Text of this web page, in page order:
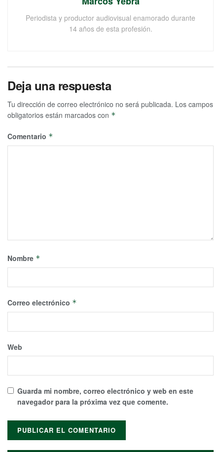
Periodista y productor audiovisual enamorado durante
14 años de esta profesión.
Deja una respuesta
Tu dirección de correo electrónico no será publicada. Los campos
obligatorios están marcados con *
Comentario *
Nombre *
Correo electrónico *
Web
Guarda mi nombre, correo electrónico y web en este
navegador para la próxima vez que comente.